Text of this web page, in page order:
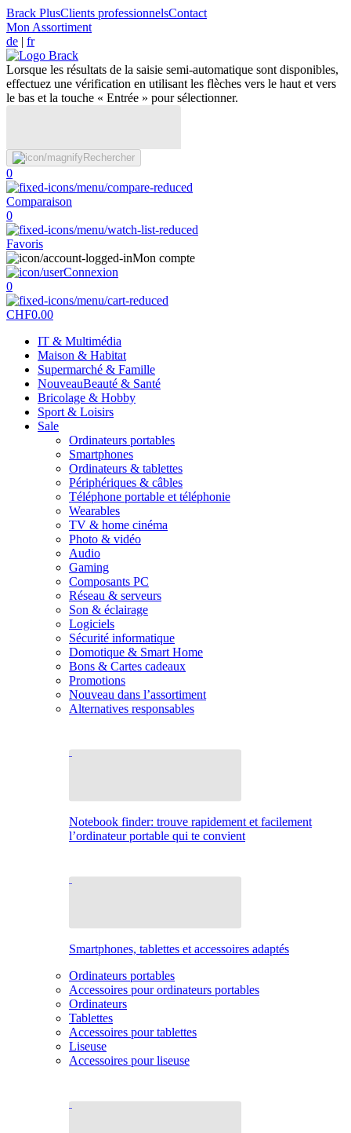
Brack PlusClients professionnelsContact
Mon Assortiment
de | fr
Lorsque les résultats de la saisie semi-automatique sont disponibles,
effectuez une vérification en utilisant les flèches vers le haut et vers
le bas et la touche « Entrée » pour sélectionner.
Rechercher
0
Comparaison
0
Favoris
Mon compte
Connexion
0
CHF0.00
IT & Multimédia
Maison & Habitat
Supermarché & Famille
NouveauBeauté & Santé
Bricolage & Hobby
Sport & Loisirs
Sale
Ordinateurs portables
Smartphones
Ordinateurs & tablettes
Périphériques & câbles
Téléphone portable et téléphonie
Wearables
TV & home cinéma
Photo & vidéo
Audio
Gaming
Composants PC
Réseau & serveurs
Son & éclairage
Logiciels
Sécurité informatique
Domotique & Smart Home
Bons & Cartes cadeaux
Promotions
Nouveau dans l’assortiment
Alternatives responsables
Notebook finder: trouve rapidement et facilement
l’ordinateur portable qui te convient
Smartphones, tablettes et accessoires adaptés
Ordinateurs portables
Accessoires pour ordinateurs portables
Ordinateurs
Tablettes
Accessoires pour tablettes
Liseuse
Accessoires pour liseuse